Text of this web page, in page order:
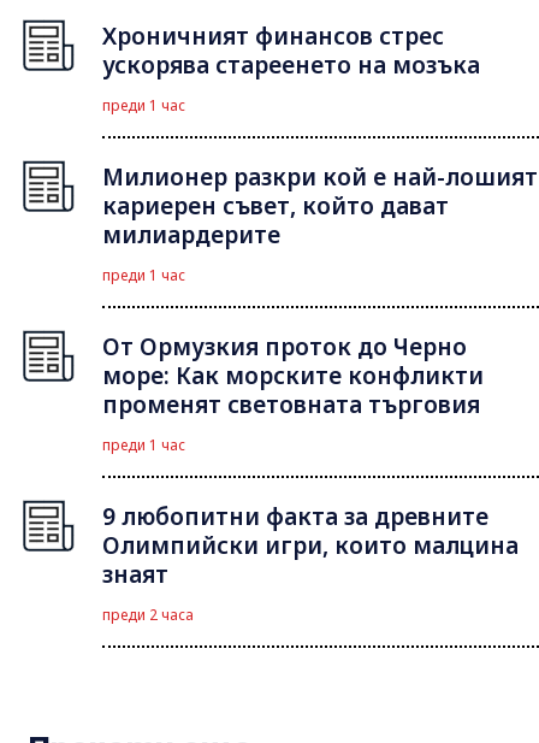
Хроничният финансов стрес
ускорява стареенето на мозъка
преди 1 час
Милионер разкри кой е най-лошият
кариерен съвет, който дават
милиардерите
преди 1 час
От Ормузкия проток до Черно
море: Как морските конфликти
променят световната търговия
преди 1 час
9 любопитни факта за древните
Олимпийски игри, които малцина
знаят
преди 2 часа